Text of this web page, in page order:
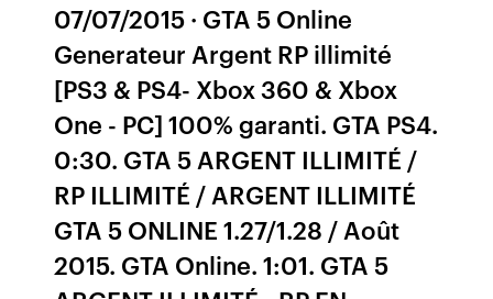
07/07/2015 · GTA 5 Online
Generateur Argent RP illimité
[PS3 & PS4- Xbox 360 & Xbox
One - PC] 100% garanti. GTA PS4.
0:30. GTA 5 ARGENT ILLIMITÉ /
RP ILLIMITÉ / ARGENT ILLIMITÉ
GTA 5 ONLINE 1.27/1.28 / Août
2015. GTA Online. 1:01. GTA 5